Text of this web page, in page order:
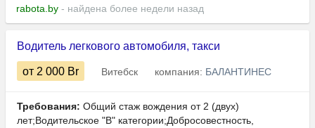
rabota.by - найдена более недели назад
Водитель легкового автомобиля, такси
от 2 000 Br Витебск компания: БАЛАНТИНЕС
Требования: Общий стаж вождения от 2 (двух)
лет;Водительское "B" категории;Добросовестность,